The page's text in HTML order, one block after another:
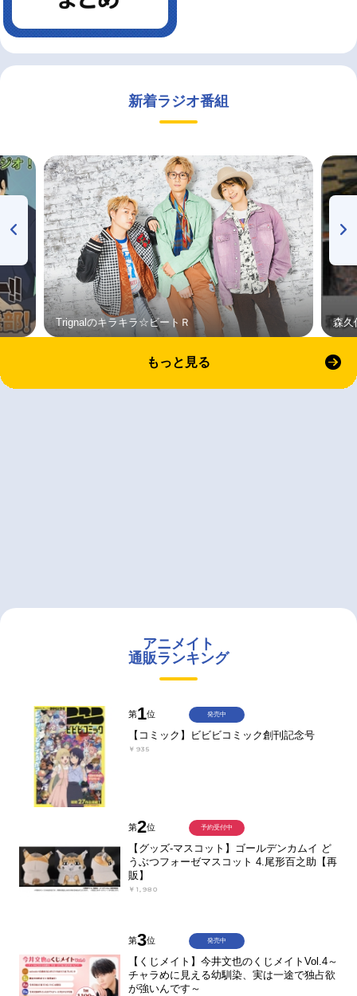
新着ラジオ番組
Trignalのキラキラ☆ビートＲ 森久
もっと見る
アニメイト
通販ランキング
第1位
【コミック】ビビビコミック創刊記念号
￥935
発売中
第2位
【グッズ-マスコット】ゴールデンカムイ ど
うぶつフォーゼマスコット 4.尾形百之助【再
販】
￥1,980
予約受付中
第3位
【くじメイト】今井文也のくじメイトVol.4～
チャラめに見える幼馴染、実は一途で独占欲
が強いんです～
発売中